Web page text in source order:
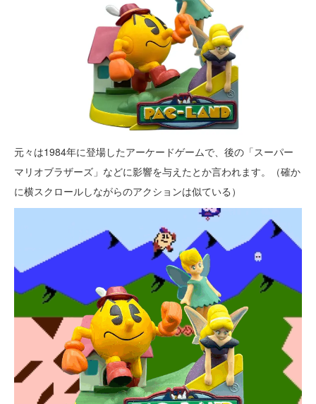
元々は1984年に登場したアーケードゲームで、後の「スーパー
マリオブラザーズ」などに影響を与えたとか言われます。（確か
に横スクロールしながらのアクションは似ている）